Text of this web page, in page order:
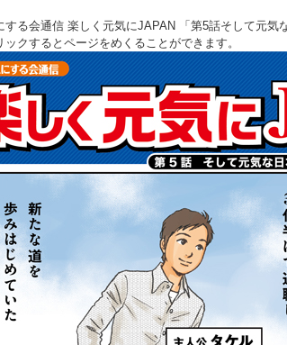
する会通信 楽しく元気にJAPAN 「第5話そして元気
ックするとページをめくることができます。